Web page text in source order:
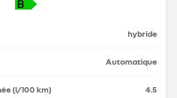
hybride
Automatique
(l/100 km) 4.5